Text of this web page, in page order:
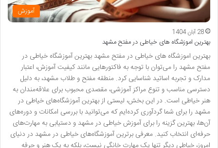
آموزش
28 آبان 1404
بهترین اموزشگاه های خیاطی در مفتح مشهد
بهترین اموزشگاه های خیاطی در مفتح مشهد بهترین آموزشگاه خیاطی در
مفتح مشهد را می‌توان با توجه به فاکتورهایی مانند کیفیت آموزش، اعتبار
مدارک و تجربه اساتید شناسایی کرد. منطقه مفتح و طلاب مشهد، به دلیل
دسترسی مناسب و تنوع مراکز آموزشی، مقصدی محبوب برای علاقه‌مندان به
هنر خیاطی است. در این بخش، لیستی از بهترین آموزشگاه‌های خیاطی در
مشهد را برای شما گردآوری کرده‌ایم که می‌توانید با بررسی امکانات و دوره‌های
آن‌ها، بهترین گزینه را برای آموزش خیاطی در مشهد و دستیابی به مهارت‌های
حرفه‌ای انتخاب کنید. معرفی برترین آموزشگاه‌های خیاطی در مشهد در دنیای